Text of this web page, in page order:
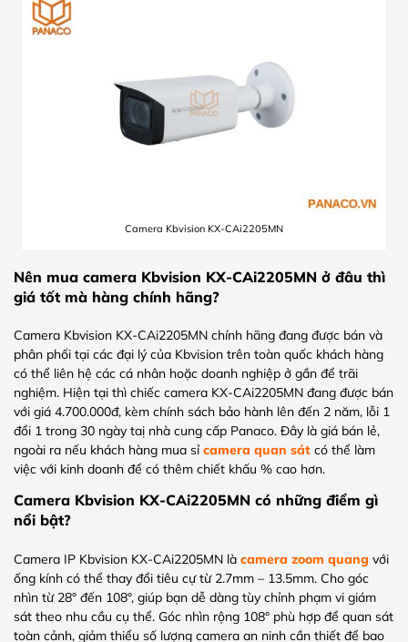
Camera Kbvision KX-CAi2205MN
Nên mua camera Kbvision KX-CAi2205MN ở đâu thì
giá tốt mà hàng chính hãng?
Camera Kbvision KX-CAi2205MN chính hãng đang được bán và
phân phối tại các đại lý của Kbvision trên toàn quốc khách hàng
có thể liên hệ các cá nhân hoặc doanh nghiệp ở gần để trãi
nghiệm. Hiện tại thì chiếc camera KX-CAi2205MN đang được bán
với giá 4.700.000đ, kèm chính sách bảo hành lên đến 2 năm, lỗi 1
đổi 1 trong 30 ngày taị nhà cung cấp Panaco. Đây là giá bán lẻ,
ngoài ra nếu khách hàng mua sỉ camera quan sát có thể làm
việc với kinh doanh để có thêm chiết khấu % cao hơn.
Camera Kbvision KX-CAi2205MN có những điểm gì
nổi bật?
Camera IP Kbvision KX-CAi2205MN là camera zoom quang với
ống kính có thể thay đổi tiêu cự từ 2.7mm – 13.5mm. Cho góc
nhìn từ 28° đến 108°, giúp bạn dễ dàng tùy chỉnh phạm vi giám
sát theo nhu cầu cụ thể. Góc nhìn rộng 108° phù hợp để quan sát
toàn cảnh, giảm thiểu số lượng camera an ninh cần thiết để bao